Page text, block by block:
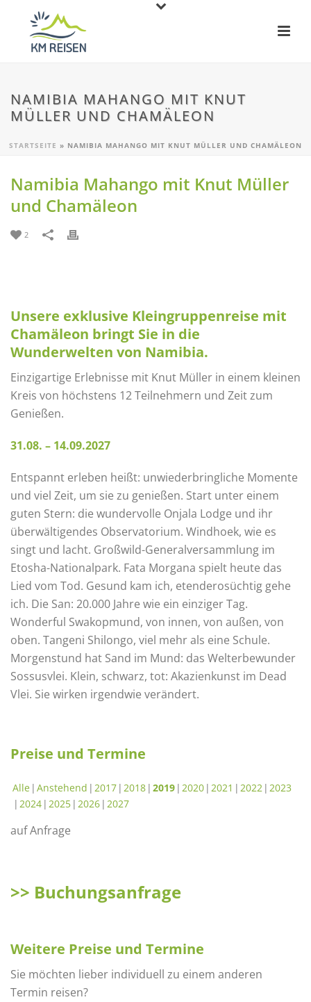
NAMIBIA MAHANGO MIT KNUT
MÜLLER UND CHAMÄLEON
STARTSEITE » NAMIBIA MAHANGO MIT KNUT MÜLLER UND CHAMÄLEON
Namibia Mahango mit Knut Müller
und Chamäleon
2
Unsere exklusive Kleingruppenreise mit
Chamäleon bringt Sie in die
Wunderwelten von Namibia.
Einzigartige Erlebnisse mit Knut Müller in einem kleinen
Kreis von höchstens 12 Teilnehmern und Zeit zum
Genießen.
31.08. – 14.09.2027
Entspannt erleben heißt: unwiederbringliche Momente
und viel Zeit, um sie zu genießen. Start unter einem
guten Stern: die wundervolle Onjala Lodge und ihr
überwältigendes Observatorium. Windhoek, wie es
singt und lacht. Großwild-Generalversammlung im
Etosha-Nationalpark. Fata Morgana spielt heute das
Lied vom Tod. Gesund kam ich, etenderosüchtig gehe
ich. Die San: 20.000 Jahre wie ein einziger Tag.
Wonderful Swakopmund, von innen, von außen, von
oben. Tangeni Shilongo, viel mehr als eine Schule.
Morgenstund hat Sand im Mund: das Welterbewunder
Sossusvlei. Klein, schwarz, tot: Akazienkunst im Dead
Vlei. Sie wirken irgendwie verändert.
Preise und Termine
Alle Anstehend 2017 2018 2019 2020 2021 2022 2023
2024 2025 2026 2027
auf Anfrage
>> Buchungsanfrage
Weitere Preise und Termine
Sie möchten lieber individuell zu einem anderen
Termin reisen?